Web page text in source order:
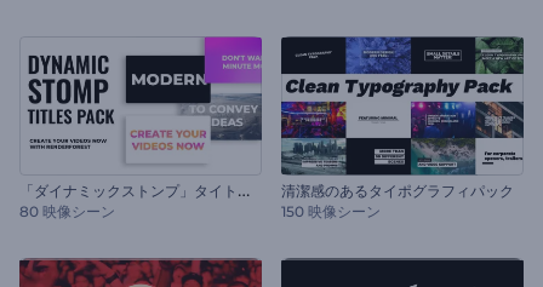
「
ダイナミックストンプ」タイトル・セット
80 映像シーン
清潔感のあるタイポグラフィパック
150 映像シーン